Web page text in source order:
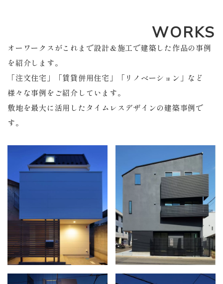
WORKS
オーワークスがこれまで設計＆施工で建築した作品の事例
を紹介します。
「注文住宅」「賃貸併用住宅」「リノベーション」など
様々な事例をご紹介しています。
敷地を最大に活用したタイムレスデザインの建築事例で
す。